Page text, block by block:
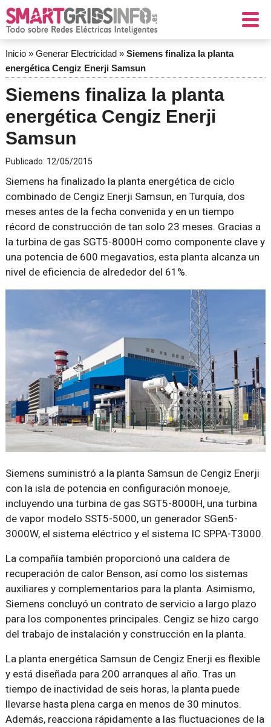
Inicio» Generar Electricidad» Siemens finaliza la planta
energética Cengiz Enerji Samsun
Siemens finaliza la planta
energética Cengiz Enerji
Samsun
Publicado: 12/05/2015
Siemens ha finalizado la planta energética de ciclo
combinado de Cengiz Enerji Samsun, en Turquía, dos
meses antes de la fecha convenida y en un tiempo
récord de construcción de tan solo 23 meses. Gracias a
la turbina de gas SGT5-8000H como componente clave y
una potencia de 600 megavatios, esta planta alcanza un
nivel de eficiencia de alrededor del 61%.
Siemens suministró a la planta Samsun de Cengiz Enerji
con la isla de potencia en configuración monoeje,
incluyendo una turbina de gas SGT5-8000H, una turbina
de vapor modelo SST5-5000, un generador SGen5-
3000W, el sistema eléctrico y el sistema IC SPPA-T3000.
La compañía también proporcionó una caldera de
recuperación de calor Benson, así como los sistemas
auxiliares y complementarios para la planta. Asimismo,
Siemens concluyó un contrato de servicio a largo plazo
para los componentes principales. Cengiz se hizo cargo
del trabajo de instalación y construcción en la planta.
La planta energética Samsun de Cengiz Enerji es flexible
y está diseñada para 200 arranques al año. Tras un
tiempo de inactividad de seis horas, la planta puede
llevarse hasta plena carga en menos de 30 minutos.
Además, reacciona rápidamente a las fluctuaciones de la